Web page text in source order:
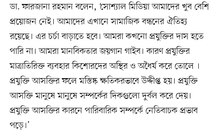
ডা. ফারজানা রহমান বলেন, ‘সোশ্যাল মিডিয়া আমাদের খুব বেশি
প্রয়োজন নেই। আমাদের এখানে সামাজিক বন্ধনের ঐতিহ্য
রয়েছে। এর চর্চা বাড়াতে হবে। আমরা কখনো প্রযুক্তির দাস হতে
পারি না। আমরা মানবিকতার জয়গান গাইব। কারণ প্রযুক্তির
মাত্রাতিরিক্ত ব্যবহার কিশোরদের অস্থির ও অধৈর্য করে তোলে ।
প্রযুক্তি আসক্তির ফলে মস্তিষ্ক ক্ষতিকরভাবে উদ্দীপ্ত হয়। প্রযুক্তি
আসক্তি মানুষে মানুষে সম্পর্কের দিকগুলো দুর্বল করে দেয়।
প্রযুক্তি আসক্তির কারনে পারিবারিক সম্পর্কে নেতিবাচক প্রভাব
পড়ে।’